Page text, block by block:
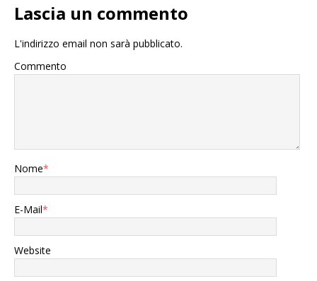
Lascia un commento
L'indirizzo email non sarà pubblicato.
Commento
Nome*
E-Mail*
Website